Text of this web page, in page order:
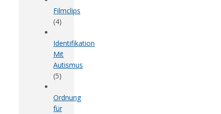
Filmclips
(4)
Identifikation
Mit
Autismus
(5)
Ordnung
für